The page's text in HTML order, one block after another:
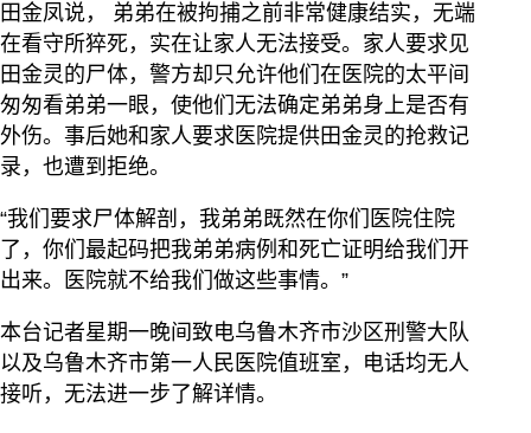
田金凤说， 弟弟在被拘捕之前非常健康结实，无端
在看守所猝死，实在让家人无法接受。家人要求见
田金灵的尸体，警方却只允许他们在医院的太平间
匆匆看弟弟一眼，使他们无法确定弟弟身上是否有
外伤。事后她和家人要求医院提供田金灵的抢救记
录，也遭到拒绝。
“我们要求尸体解剖，我弟弟既然在你们医院住院
了，你们最起码把我弟弟病例和死亡证明给我们开
出来。医院就不给我们做这些事情。”
本台记者星期一晚间致电乌鲁木齐市沙区刑警大队
以及乌鲁木齐市第一人民医院值班室，电话均无人
接听，无法进一步了解详情。